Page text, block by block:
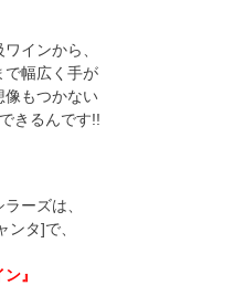
インから、
で幅広く手が
像もつかない
きるんです!!
ーズは、
タ]で、
』